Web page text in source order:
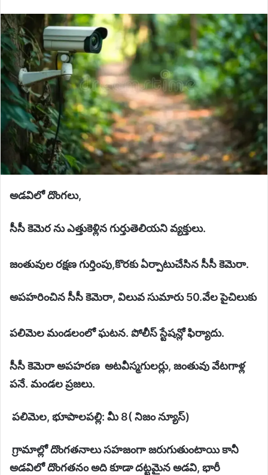
అడవిలో దొంగలు,
సీసీ కెమెర ను ఎత్తుకెళ్లిన గుర్తుతెలియని వ్యక్తులు.
జంతువుల రక్షణ గుర్తింపు,కొరకు ఏర్పాటుచేసిన సీసీ కెమెరా.
అపహరించిన సీసీ కెమెరా, విలువ సుమారు 50.వేల పైచిలుకు
‎పలిమెల మండలంలో ఘటన. పోలీస్ స్టేషన్లో ఫిర్యాదు.
‎సీసీ కెమెరా అపహరణ అటవీస్మగులర్లు, జంతువు వేటగాళ్ల
పనే. మండల ప్రజలు.
పలిమెల, భూపాలపల్లి: మీ 8( నిజం న్యూస్)
గ్రామాల్లో దొంగతనాలు సహజంగా జరుగుతుంటాయి కానీ
అడవిలో దొంగతనం అది కూడా దట్టమైన అడవి, భారీ